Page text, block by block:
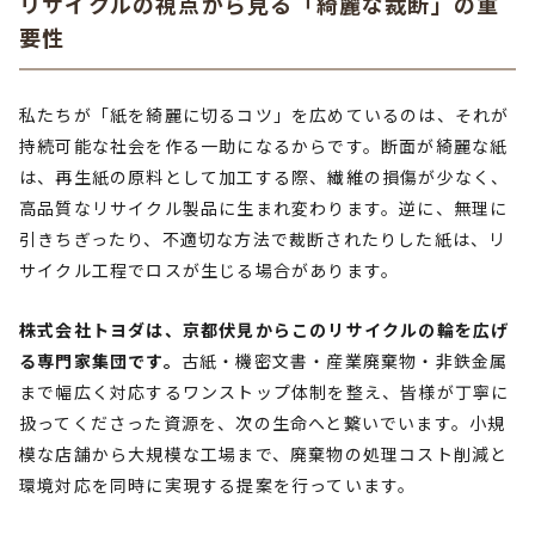
要性
私たちが「紙を綺麗に切るコツ」を広めているのは、それが
持続可能な社会を作る一助になるからです。断面が綺麗な紙
は、再生紙の原料として加工する際、繊維の損傷が少なく、
高品質なリサイクル製品に生まれ変わります。逆に、無理に
引きちぎったり、不適切な方法で裁断されたりした紙は、リ
サイクル工程でロスが生じる場合があります。
株式会社トヨダは、京都伏見からこのリサイクルの輪を広げ
る専門家集団です。 古紙・機密文書・産業廃棄物・非鉄金属
まで幅広く対応するワンストップ体制を整え、皆様が丁寧に
扱ってくださった資源を、次の生命へと繋いでいます。小規
模な店舗から大規模な工場まで、廃棄物の処理コスト削減と
環境対応を同時に実現する提案を行っています。